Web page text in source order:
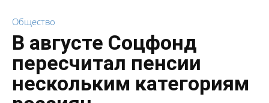
Общество
В августе Соцфонд
пересчитал пенсии
нескольким категориям